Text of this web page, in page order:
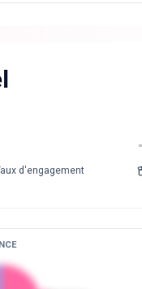
d'engagement